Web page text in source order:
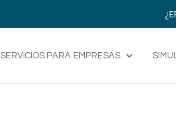
SERVICIOS PARA EMPRESAS